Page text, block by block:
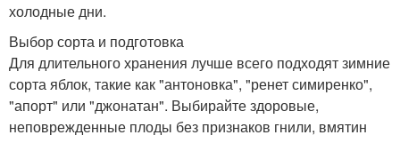
холодные дни.
Выбор сорта и подготовка
Для длительного хранения лучше всего подходят зимние
сорта яблок, такие как "антоновка", "ренет симиренко",
"апорт" или "джонатан". Выбирайте здоровые,
неповрежденные плоды без признаков гнили, вмятин